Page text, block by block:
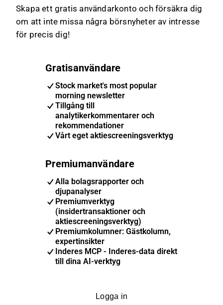
Skapa ett gratis användarkonto och försäkra dig
om att inte missa några börsnyheter av intresse
för precis dig!
Gratisanvändare
Stock market's most popular
morning newsletter
Tillgång till
analytikerkommentarer och
rekommendationer
Vårt eget aktiescreeningsverktyg
Premiumanvändare
Alla bolagsrapporter och
djupanalyser
Premiumverktyg
(insidertransaktioner och
aktiescreeningsverktyg)
Premiumkolumner: Gästkolumn,
expertinsikter
Inderes MCP - Inderes-data direkt
till dina AI-verktyg
Logga in